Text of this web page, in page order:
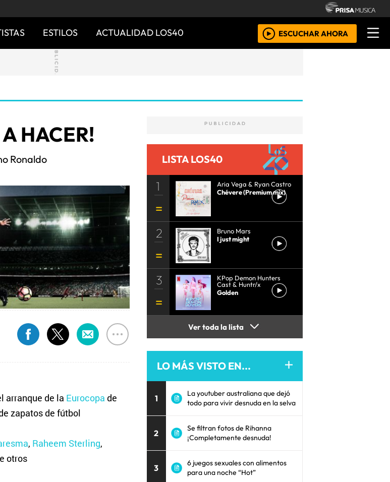
ESTILOS ACTUALIDAD LOS40 ESCUCHAR AHORA
HACER!
Ronaldo
arranque de la Eurocopa de
zapatos de fútbol
, Raheem Sterling,
otros
LISTA LOS40
1
Aria Vega & Ryan Castro
Chévere (Premium mix)
2
Bruno Mars
I just might
3
KPop Demon Hunters
Cast & Huntr/x
Golden
Ver toda la lista
LO MÁS VISTO EN...
1
La youtuber australiana que dejó
todo para vivir desnuda en la selva
2
Se filtran fotos de Rihanna
¡Completamente desnuda!
3
6 juegos sexuales con alimentos
para una noche “Hot”